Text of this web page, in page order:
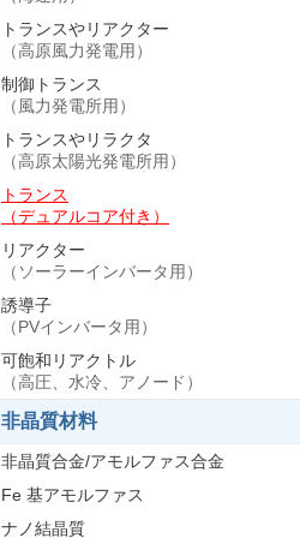
トランスやリアクター
（高原風力発電用）
制御トランス
（風力発電所用）
トランスやリラクタ
（高原太陽光発電所用）
トランス
（デュアルコア付き）
リアクター
（ソーラーインバータ用）
誘導子
（PVインバータ用）
可飽和リアクトル
（高圧、水冷、アノード）
非晶質材料
非晶質合金/アモルファス合金
Fe 基アモルファス
ナノ結晶質